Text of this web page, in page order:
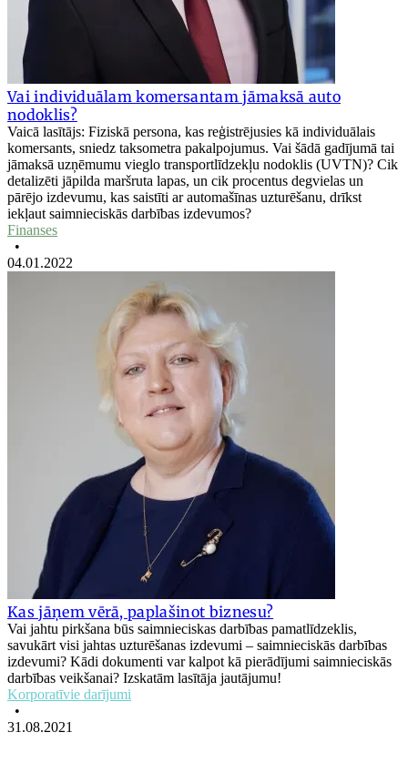
Vai individuālam komersantam jāmaksā auto
nodoklis?
Vaicā lasītājs: Fiziskā persona, kas reģistrējusies kā individuālais
komersants, sniedz taksometra pakalpojumus. Vai šādā gadījumā tai
jāmaksā uzņēmumu vieglo transportlīdzekļu nodoklis (UVTN)? Cik
detalizēti jāpilda maršruta lapas, un cik procentus degvielas un
pārējo izdevumu, kas saistīti ar automašīnas uzturēšanu, drīkst
iekļaut saimnieciskās darbības izdevumos?
Finanses
•
04.01.2022
Kas jāņem vērā, paplašinot biznesu?
Vai jahtu pirkšana būs saimnieciskas darbības pamatlīdzeklis,
savukārt visi jahtas uzturēšanas izdevumi – saimnieciskās darbības
izdevumi? Kādi dokumenti var kalpot kā pierādījumi saimnieciskās
darbības veikšanai? Izskatām lasītāja jautājumu!
Korporatīvie darījumi
•
31.08.2021